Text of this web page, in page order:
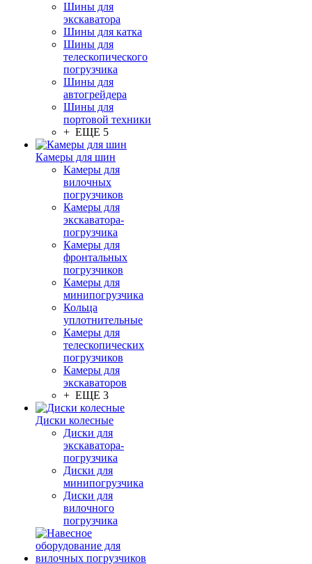
Шины для
экскаватора
Шины для катка
Шины для
телескопического
погрузчика
Шины для
автогрейдера
Шины для
портовой техники
+ ЕЩЕ 5
Камеры для шин
Камеры для
вилочных
погрузчиков
Камеры для
экскаватора-
погрузчика
Камеры для
фронтальных
погрузчиков
Камеры для
минипогрузчика
Кольца
уплотнительные
Камеры для
телескопических
погрузчиков
Камеры для
экскаваторов
+ ЕЩЕ 3
Диски колесные
Диски для
экскаватора-
погрузчика
Диски для
минипогрузчика
Диски для
вилочного
погрузчика